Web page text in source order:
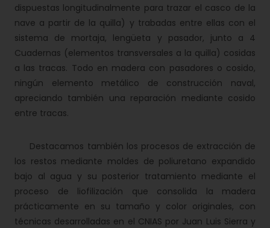
dispuestas longitudinalmente para trazar el casco de la
nave a partir de la quilla) y trabadas entre ellas con el
sistema de mortaja, lengüeta y pasador, junto a 4
Cuadernas (elementos transversales a la quilla) cosidas
a las tracas. Todo en madera con pasadores o cosido,
ningún elemento metálico de construcción naval,
apreciando también una reparación mediante cosido
entre tracas.
Destacamos también los procesos de extracción de
los restos mediante moldes de poliuretano expandido
bajo al agua y su posterior tratamiento mediante el
proceso de liofilización que consolida la madera
prácticamente en su tamaño y color originales, con
técnicas desarrolladas en el CNIAS por Juan Luis Sierra y